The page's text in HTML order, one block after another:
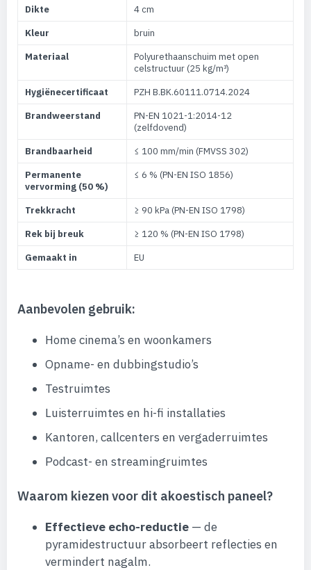
Dikte
4 cm
Kleur
bruin
Materiaal
Polyurethaanschuim met open
celstructuur (25 kg/m³)
Hygiënecertificaat
PZH B.BK.60111.0714.2024
Brandweerstand
PN-EN 1021-1:2014-12
(zelfdovend)
Brandbaarheid
≤ 100 mm/min (FMVSS 302)
Permanente
vervorming (50 %)
≤ 6 % (PN-EN ISO 1856)
Trekkracht
≥ 90 kPa (PN-EN ISO 1798)
Rek bij breuk
≥ 120 % (PN-EN ISO 1798)
Gemaakt in
EU
Aanbevolen gebruik:
Home cinema’s en woonkamers
Opname- en dubbingstudio’s
Testruimtes
Luisterruimtes en hi-fi installaties
Kantoren, callcenters en vergaderruimtes
Podcast- en streamingruimtes
Waarom kiezen voor dit akoestisch paneel?
Effectieve echo-reductie — de
pyramidestructuur absorbeert reflecties en
vermindert nagalm.